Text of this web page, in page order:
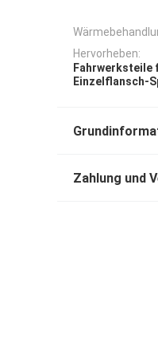
Hervorheben:
Fahrwerksteile
Einzelflansch-
Zahlung und